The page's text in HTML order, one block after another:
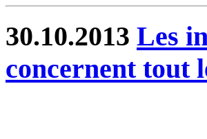
30.10.2013 Les
concernent tout